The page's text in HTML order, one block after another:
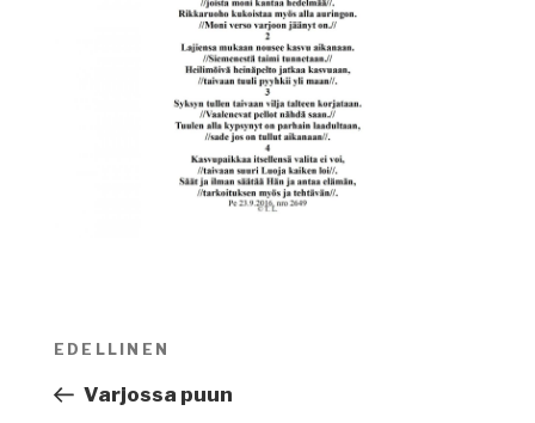
Artikkelien
Edellinen
artikkeli
EDELLINEN
Varjossa puun